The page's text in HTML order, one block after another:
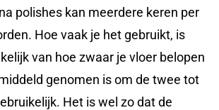
polishes kan meerdere keren per
Hoe vaak je het gebruikt, is
van hoe zwaar je vloer belopen
genomen is om de twee tot
Het is wel zo dat de